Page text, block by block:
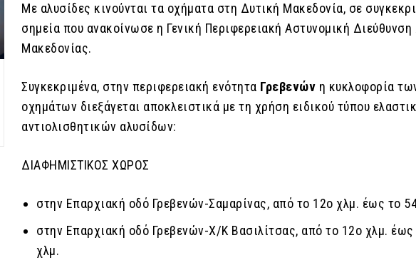
Με αλυσίδες κινούνται τα οχήματα στη Δυτική Μακεδονία, σε
σημεία που ανακοίνωσε η Γενική Περιφερειακή Αστυνομική Διεύθυνση
Μακεδονίας.
Συγκεκριμένα, στην περιφερειακή ενότητα Γρεβενών η κυκλοφορία
οχημάτων διεξάγεται αποκλειστικά με τη χρήση ειδικού τύπου
αντιολισθητικών αλυσίδων:
ΔΙΑΦΗΜΙΣΤΙΚΟΣ ΧΩΡΟΣ
στην Επαρχιακή οδό Γρεβενών-Σαμαρίνας, από το 12ο χλμ. έως το
στην Επαρχιακή οδό Γρεβενών-Χ/Κ Βασιλίτσας, από το 12ο χλμ.
χλμ.